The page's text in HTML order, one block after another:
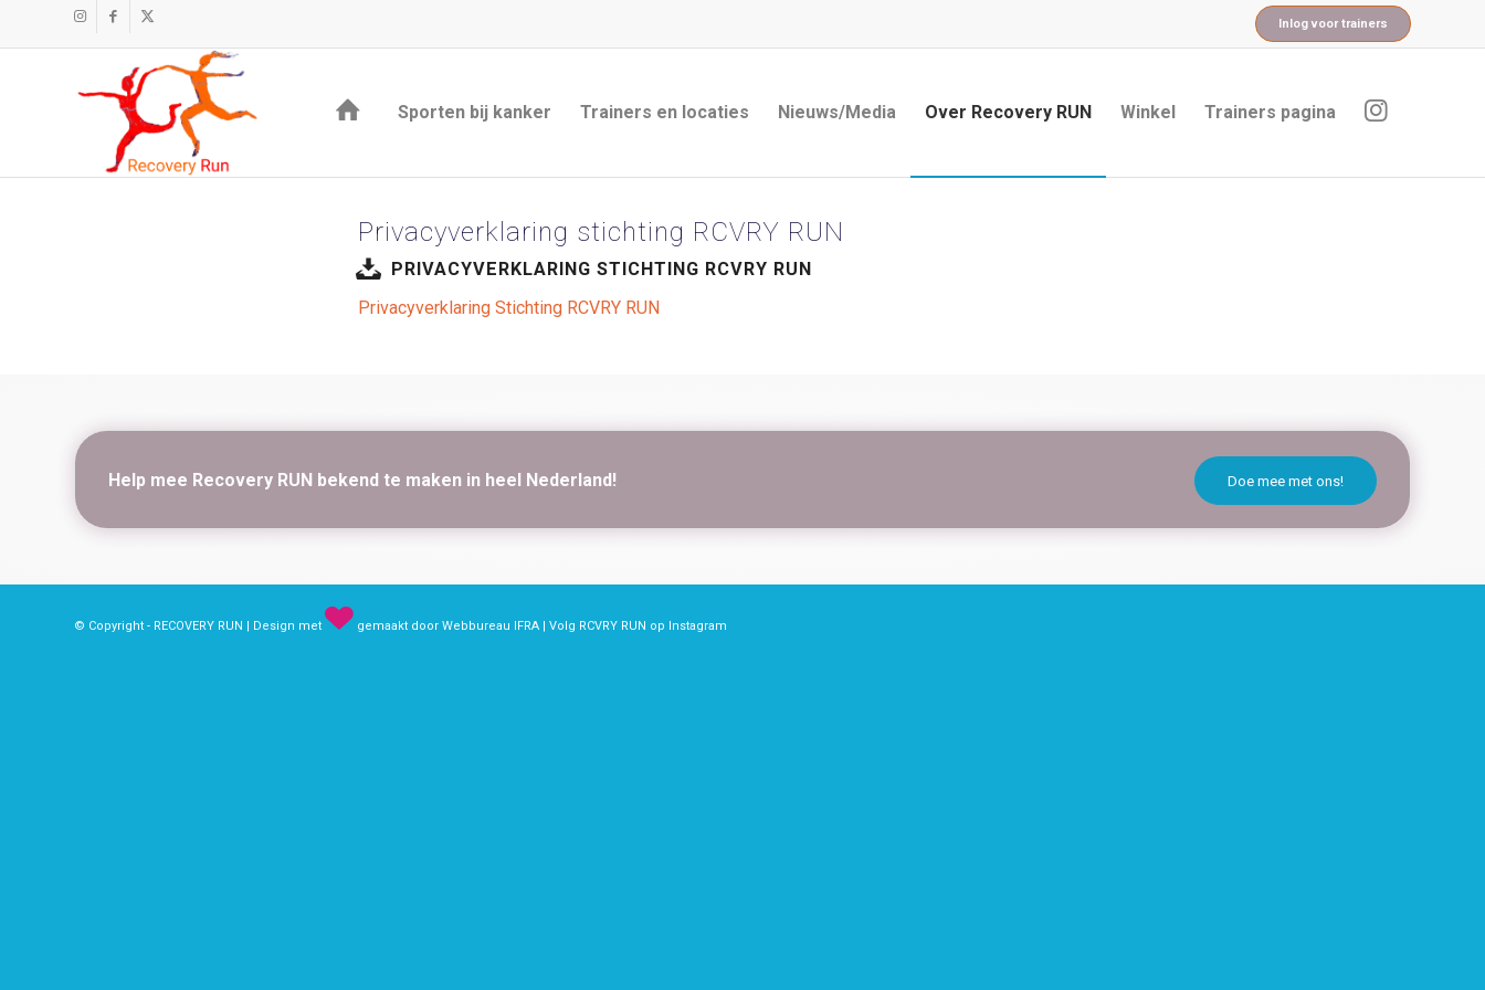
Inlog voor trainers
Sporten bij kanker Trainers en locaties Nieuws/Media Over Recovery RUN Winkel Trainers pagina
Privacyverklaring stichting RCVRY RUN
PRIVACYVERKLARING STICHTING RCVRY RUN
Privacyverklaring Stichting RCVRY RUN
Help mee Recovery RUN bekend te maken in heel Nederland! Doe mee met ons!
© Copyright - RECOVERY RUN | Design met gemaakt door Webbureau IFRA | Volg RCVRY RUN op Instagram